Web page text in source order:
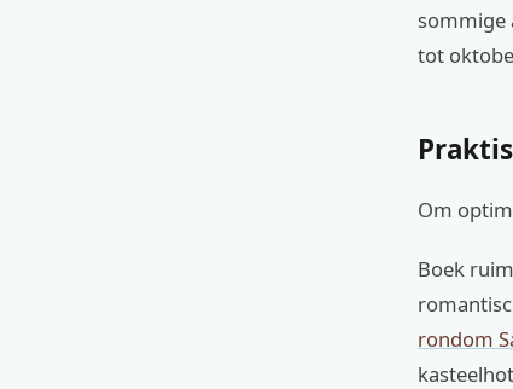
sommige
tot
Om
Boek
rondom